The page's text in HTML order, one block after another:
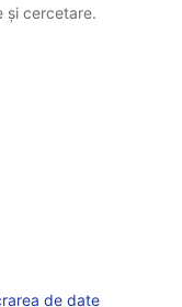
și cercetare.
de date